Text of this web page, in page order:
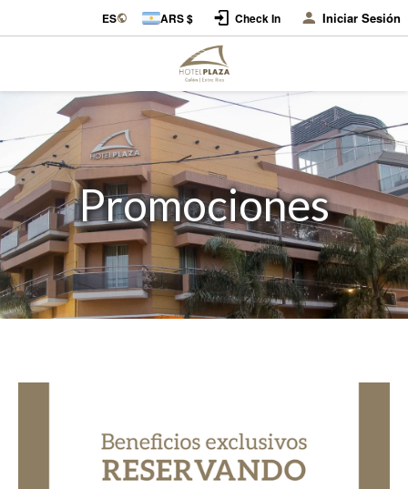
ES ARS $ Check In Iniciar Sesión
Promociones